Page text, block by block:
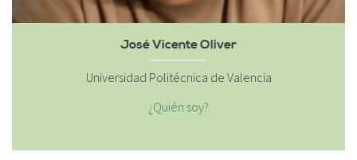
José Vicente Oliver
Universidad Politécnica de Valencia
¿Quién soy?